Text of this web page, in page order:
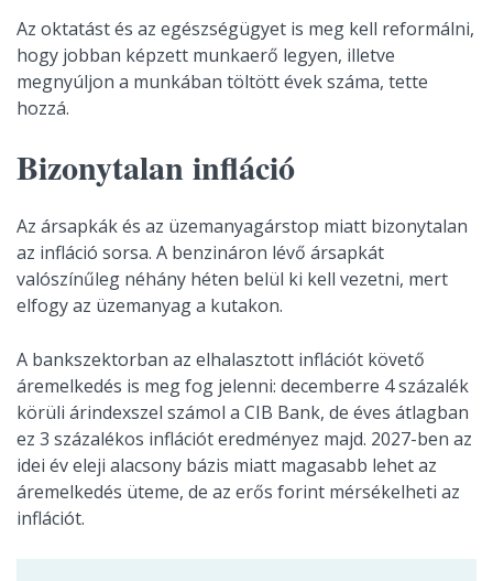
Az oktatást és az egészségügyet is meg kell reformálni,
hogy jobban képzett munkaerő legyen, illetve
megnyúljon a munkában töltött évek száma, tette
hozzá.
Bizonytalan infláció
Az ársapkák és az üzemanyagárstop miatt bizonytalan
az infláció sorsa. A benzináron lévő ársapkát
valószínűleg néhány héten belül ki kell vezetni, mert
elfogy az üzemanyag a kutakon.
A bankszektorban az elhalasztott inflációt követő
áremelkedés is meg fog jelenni: decemberre 4 százalék
körüli árindexszel számol a CIB Bank, de éves átlagban
ez 3 százalékos inflációt eredményez majd. 2027-ben az
idei év eleji alacsony bázis miatt magasabb lehet az
áremelkedés üteme, de az erős forint mérsékelheti az
inflációt.